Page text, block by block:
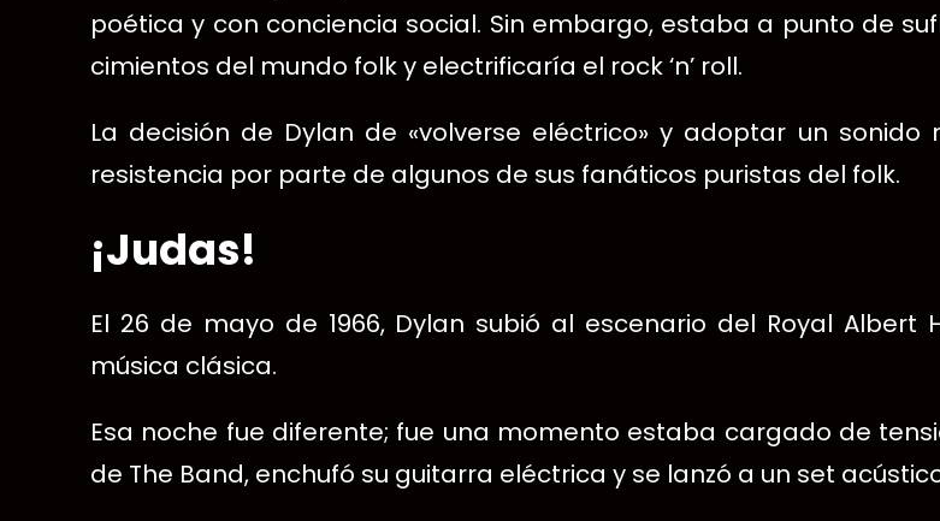
poética y con conciencia social. Sin embargo, estaba a punto de
cimientos del mundo folk y electrificaría el rock ‘n’ roll.
La decisión de Dylan de «volverse eléctrico» y adoptar un
resistencia por parte de algunos de sus fanáticos puristas del folk.
¡Judas!
El 26 de mayo de 1966, Dylan subió al escenario del Royal
música clásica.
Esa noche fue diferente; fue una momento estaba cargado de
de The Band, enchufó su guitarra eléctrica y se lanzó a un set